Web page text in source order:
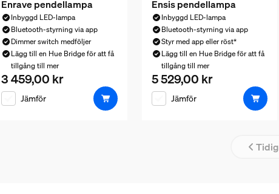
Enrave pendellampa
Inbyggd LED-lampa
Bluetooth-styrning via app
Dimmer switch medföljer
Lägg till en Hue Bridge för att få
tillgång till mer
Nuvarande pris är 3 459,00 kr
3 459,00 kr
Jämför
Ensis pendellampa
Inbyggd LED-lampa
Bluetooth-styrning via app
Styr med app eller röst*
Lägg till en Hue Bridge för att få
tillgång till mer
Nuvarande pris är 5 529,00 kr
5 529,00 kr
Jämför